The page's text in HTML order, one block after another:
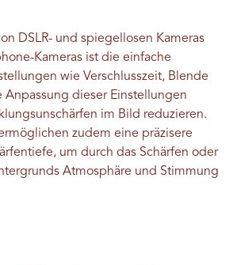
DSLR- und spiegellosen Kameras
Kameras ist die einfache
wie Verschlusszeit, Blende
Anpassung dieser Einstellungen
im Bild reduzieren.
zudem eine präzisere
um durch das Schärfen oder
Atmosphäre und Stimmung